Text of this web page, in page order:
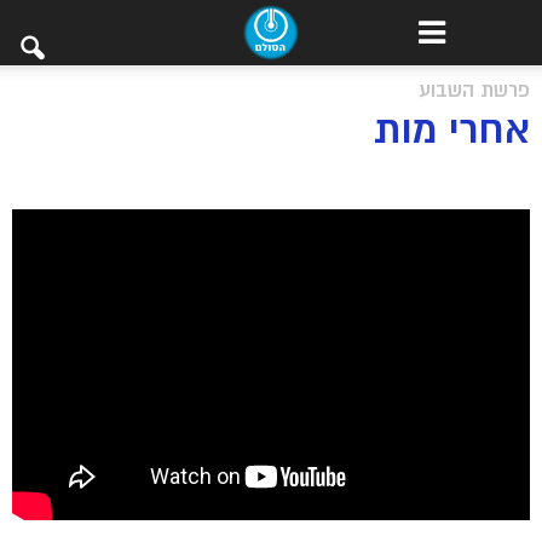
פרשת השבוע
אחרי מות